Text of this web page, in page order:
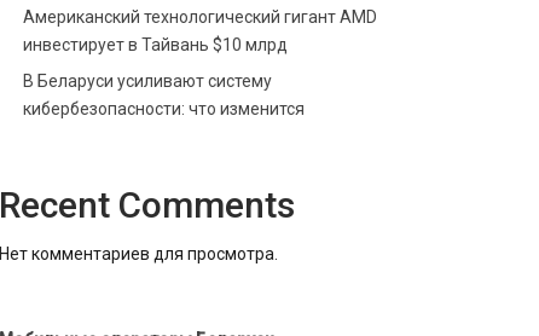
Американский технологический гигант AMD
инвестирует в Тайвань $10 млрд
В Беларуси усиливают систему
кибербезопасности: что изменится
Recent Comments
Нет комментариев для просмотра.